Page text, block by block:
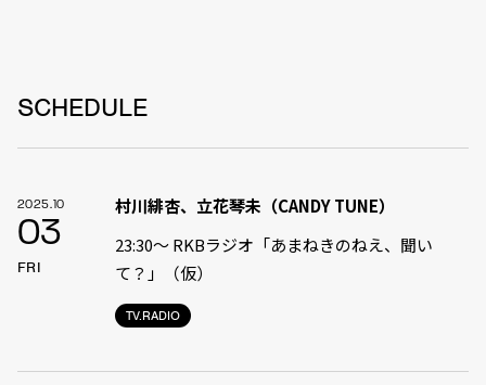
SCHEDULE
2025.10
03
FRI
TV.RADIO
村川緋杏、立花琴未（CANDY TUNE）
23:30〜 RKBラジオ「あまねきのねえ、聞い
て？」（仮）